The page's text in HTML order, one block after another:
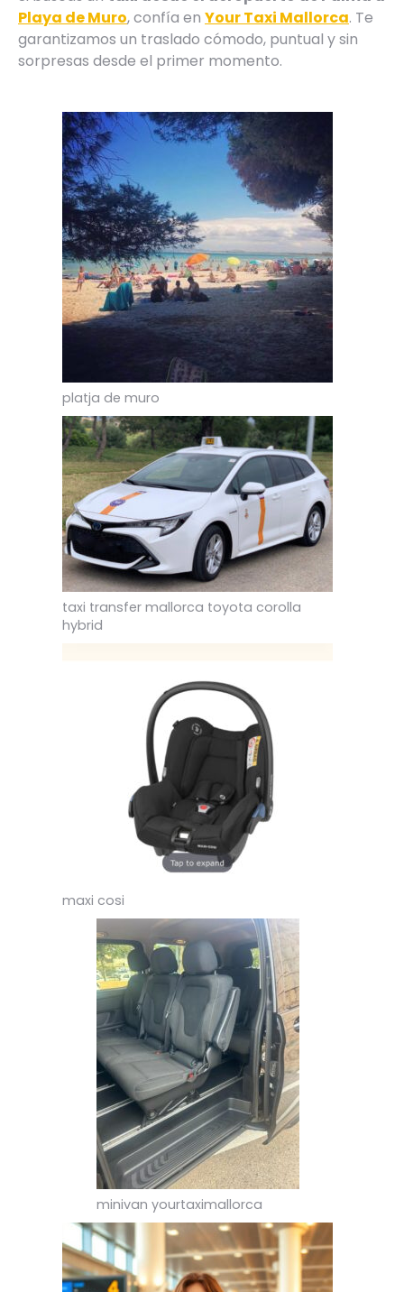
Playa de Muro, confía en Your Taxi Mallorca. Te
garantizamos un traslado cómodo, puntual y sin
sorpresas desde el primer momento.
platja de muro
taxi transfer mallorca toyota corolla
hybrid
maxi cosi
minivan yourtaximallorca